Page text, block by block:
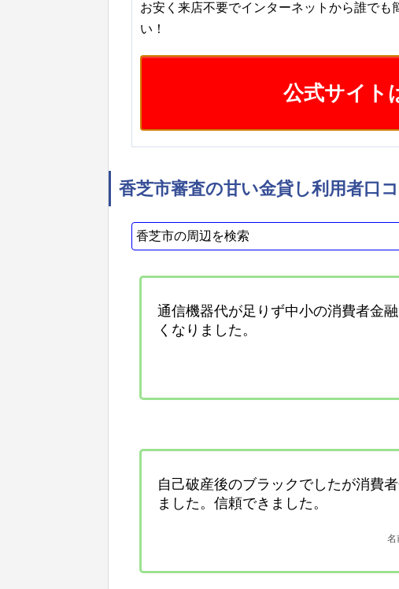
お安く来店不要でインターネットから誰で
い！
公式サイト
香芝市審査の甘い金貸し利用者口
通信機器代が足りず中小の消費者金
くなりました。
自己破産後のブラックでしたが消費
ました。信頼できました。
名